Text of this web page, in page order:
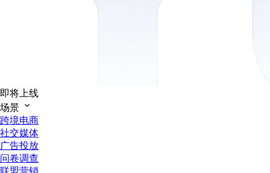
即将上线
场景
跨境电商
社交媒体
广告投放
问卷调查
联盟营销